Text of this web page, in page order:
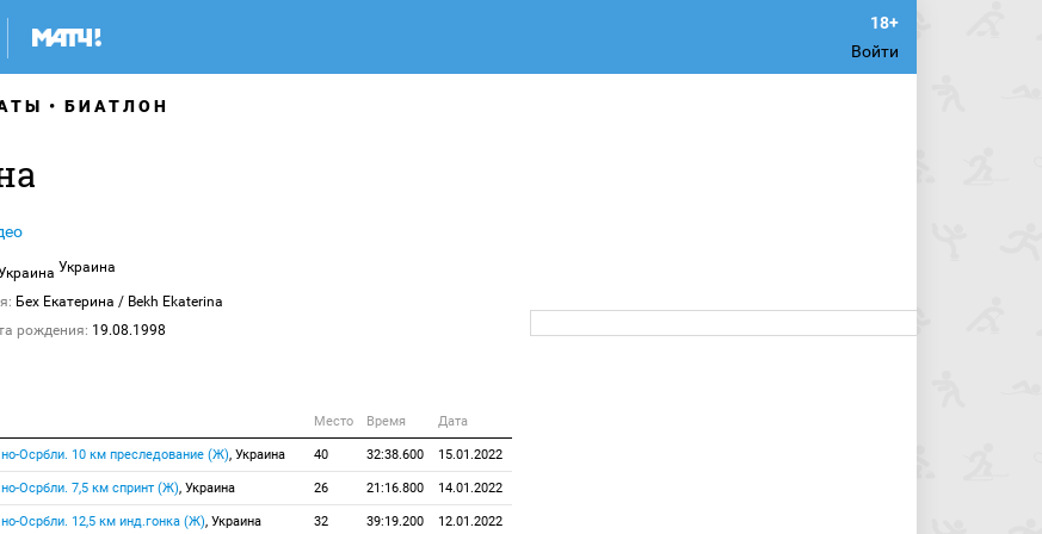
Войти
БИАТЛОН
Украина
Бех Екатерина / Bekh Ekaterina
рождения: 19.08.1998
Место Время Дата
Осрбли. 10 км преследование (Ж), Украина 40 32:38.600 15.01.2022
Осрбли. 7,5 км спринт (Ж), Украина 26 21:16.800 14.01.2022
Осрбли. 12,5 км инд.гонка (Ж), Украина 32 39:19.200 12.01.2022